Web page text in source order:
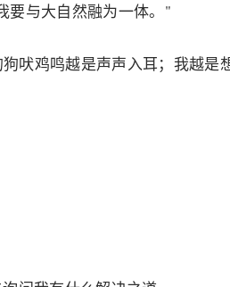
要与大自然融为一体。"
鸡鸣越是声声入耳；我越是